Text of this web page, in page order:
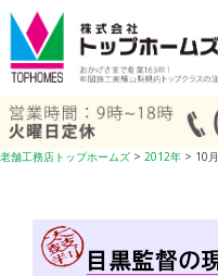
コ
テ
ツ
へ
老舗工務店トップホームズ > 2012年 > 10月